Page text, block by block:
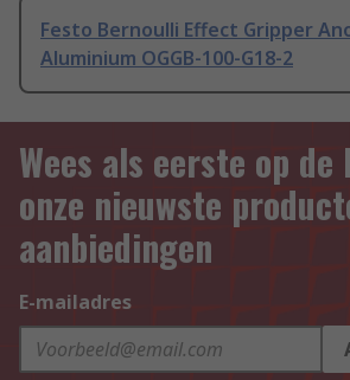
Festo Bernoulli Effect Gripper
Aluminium OGGB-100-G18-2
Wees als eerste op de
onze nieuwste
aanbiedingen
E-mailadres